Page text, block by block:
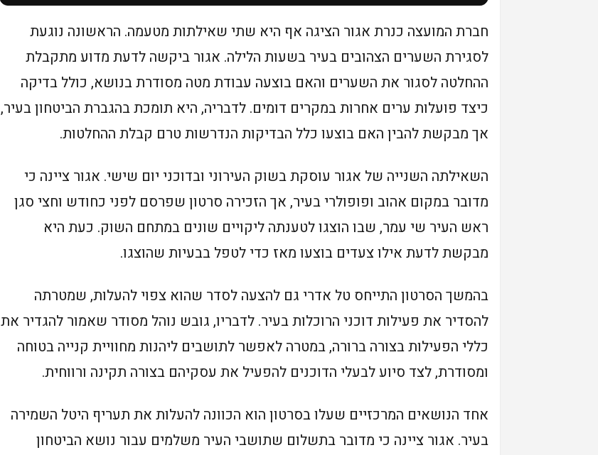
חברת המועצה כנרת אגור הציגה אף היא שתי שאילתות מטעמה. הראשונה נוגעת
לסגירת השערים הצהובים בעיר בשעות הלילה. אגור ביקשה לדעת מדוע מתקבלת
ההחלטה לסגור את השערים והאם בוצעה עבודת מטה מסודרת בנושא, כולל בדיקה
כיצד פועלות ערים אחרות במקרים דומים. לדבריה, היא תומכת בהגברת הביטחון בעיר,
אך מבקשת להבין האם בוצעו כלל הבדיקות הנדרשות טרם קבלת ההחלטות.
השאילתה השנייה של אגור עוסקת בשוק העירוני ובדוכני יום שישי. אגור ציינה כי
מדובר במקום אהוב ופופולרי בעיר, אך הזכירה סרטון שפרסם לפני כחודש וחצי סגן
ראש העיר שי עמר, שבו הוצגו לטענתה ליקויים שונים במתחם השוק. כעת היא
מבקשת לדעת אילו צעדים בוצעו מאז כדי לטפל בבעיות שהוצגו.
בהמשך הסרטון התייחס טל אדרי גם להצעה לסדר שהוא צפוי להעלות, שמטרתה
להסדיר את פעילות דוכני הרוכלות בעיר. לדבריו, גובש נוהל מסודר שאמור להגדיר את
כללי הפעילות בצורה ברורה, במטרה לאפשר לתושבים ליהנות מחוויית קנייה בטוחה
ומסודרת, לצד סיוע לבעלי הדוכנים להפעיל את עסקיהם בצורה תקינה ורווחית.
אחד הנושאים המרכזיים שעלו בסרטון הוא הכוונה להעלות את תעריף היטל השמירה
בעיר. אגור ציינה כי מדובר בתשלום שתושבי העיר משלמים עבור נושא הביטחון